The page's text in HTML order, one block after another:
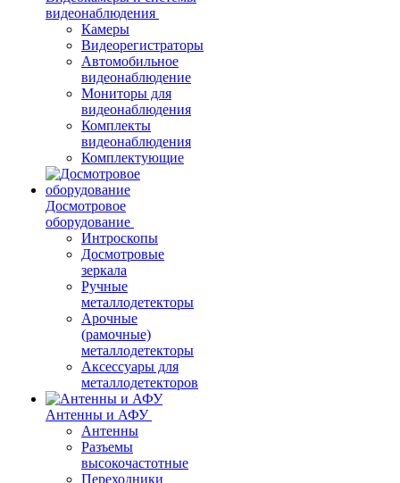
видеонаблюдения
Камеры
Видеорегистраторы
Автомобильное
видеонаблюдение
Мониторы для
видеонаблюдения
Комплекты
видеонаблюдения
Комплектующие
Досмотровое
оборудование
Интроскопы
Досмотровые
зеркала
Ручные
металлодетекторы
Арочные
(рамочные)
металлодетекторы
Аксессуары для
металлодетекторов
Антенны и АФУ
Антенны
Разъемы
высокочастотные
Переходники